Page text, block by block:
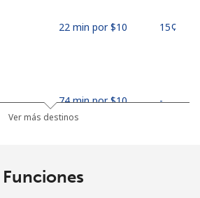
22 min por ⁦$10⁩ ⁦15¢⁩
74 min por ⁦$10⁩ -
Ver más destinos
Funciones